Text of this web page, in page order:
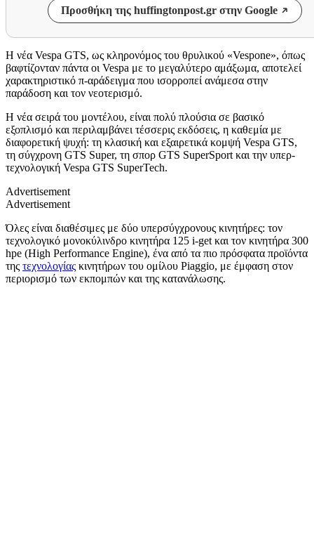
Προσθήκη της huffingtonpost.gr στην Google
Η νέα Vespa GTS, ως κληρονόμος του θρυλικού «Vespone», όπως
βαφτίζονταν πάντα οι Vespa με το μεγαλύτερο αμάξωμα, αποτελεί
χαρακτηριστικό π-αράδειγμα που ισορροπεί ανάμεσα στην
παράδοση και τον νεοτερισμό.
Η νέα σειρά του μοντέλου, είναι πολύ πλούσια σε βασικό
εξοπλισμό και περιλαμβάνει τέσσερις εκδόσεις, η καθεμία με
διαφορετική ψυχή: τη κλασική και εξαιρετικά κομψή Vespa GTS,
τη σύγχρονη GTS Super, τη σπορ GTS SuperSport και την υπερ-
τεχνολογική Vespa GTS SuperTech.
Advertisement
Advertisement
Όλες είναι διαθέσιμες με δύο υπερσύγχρονους κινητήρες: τον
τεχνολογικό μονοκύλινδρο κινητήρα 125 i-get και τον κινητήρα 300
hpe (High Performance Engine), ένα από τα πιο πρόσφατα προϊόντα
της τεχνολογίας κινητήρων του ομίλου Piaggio, με έμφαση στον
περιορισμό των εκπομπών και της κατανάλωσης.